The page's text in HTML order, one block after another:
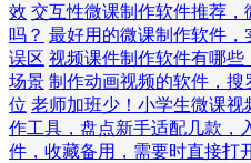
效 交互性微课制作软件推荐
吗？ 最好用的微课制作软件
误区 视频课件制作软件有哪
场景 制作动画视频的软件，搜
位 老师加班少！小学生微课视
作工具，盘点新手适配几款，
件，收藏备用，需要时直接打